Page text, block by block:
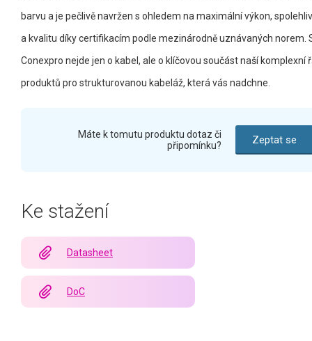
barvu a je pečlivě navržen s ohledem na maximální výkon,
a kvalitu díky certifikacím podle mezinárodně uznávaných norem.
Conexpro nejde jen o kabel, ale o klíčovou součást naší komplexní
produktů pro strukturovanou kabeláž, která vás nadchne.
Máte k tomutu produktu dotaz či
připomínku?
Zeptat se
Ke stažení
Datasheet
DoC